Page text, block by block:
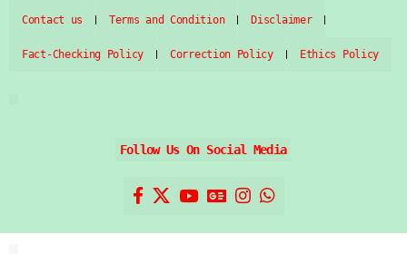
Contact us Terms and Condition Disclaimer
Fact-Checking Policy Correction Policy Ethics Policy
Follow Us On Social Media